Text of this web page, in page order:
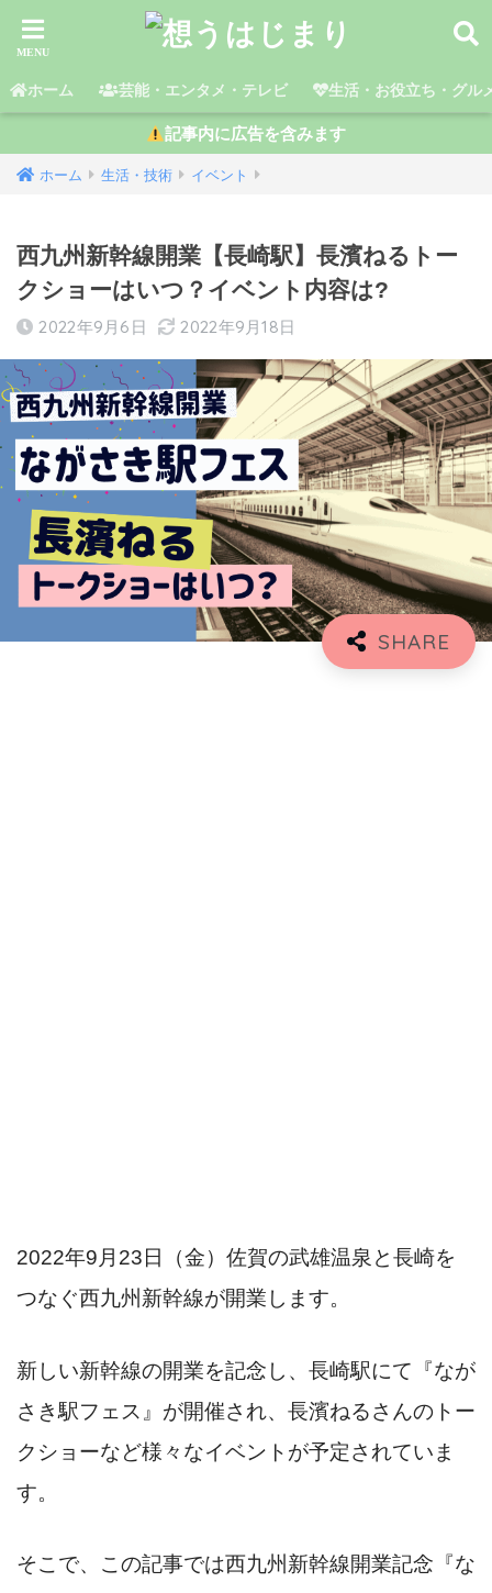
ホーム 芸能・エンタメ・テレビ 生活・お役立ち・グル
記事内に広告を含みます
ホーム 生活・技術 イベント
西九州新幹線開業【長崎駅】長濱ねるトー
クショーはいつ？イベント内容は?
2022年9月6日 2022年9月18日
2022年9月23日（金）佐賀の武雄温泉と長崎を
つなぐ西九州新幹線が開業します。
新しい新幹線の開業を記念し、長崎駅にて『なが
さき駅フェス』が開催され、長濱ねるさんのトー
クショーなど様々なイベントが予定されていま
す。
そこで、この記事では西九州新幹線開業記念『な